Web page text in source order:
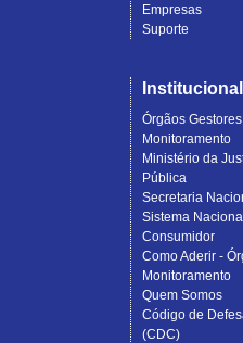
Empresas
Suporte
Institucional
Órgãos
Monitoramento
Ministério da
Pública
Secretaria
Sistema
Consumidor
Como Aderir -
Monitoramento
Quem Somos
Código de
(CDC)